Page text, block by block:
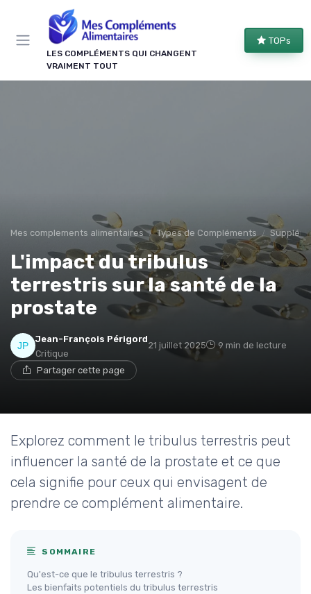
LES COMPLÉMENTS QUI CHANGENT
VRAIMENT TOUT
TOPs
Mes complements alimentaires Types de Compléments
L'impact du tribulus
terrestris sur la santé de la
prostate
Jean-François Périgord
Critique
21 juillet 2025 9 min de lecture
Partager cette page
Explorez comment le tribulus terrestris peut
influencer la santé de la prostate et ce que
cela signifie pour ceux qui envisagent de
prendre ce complément alimentaire.
SOMMAIRE
Qu'est-ce que le tribulus terrestris ?
Les bienfaits potentiels du tribulus terrestris
Panneau de gestion des cookies